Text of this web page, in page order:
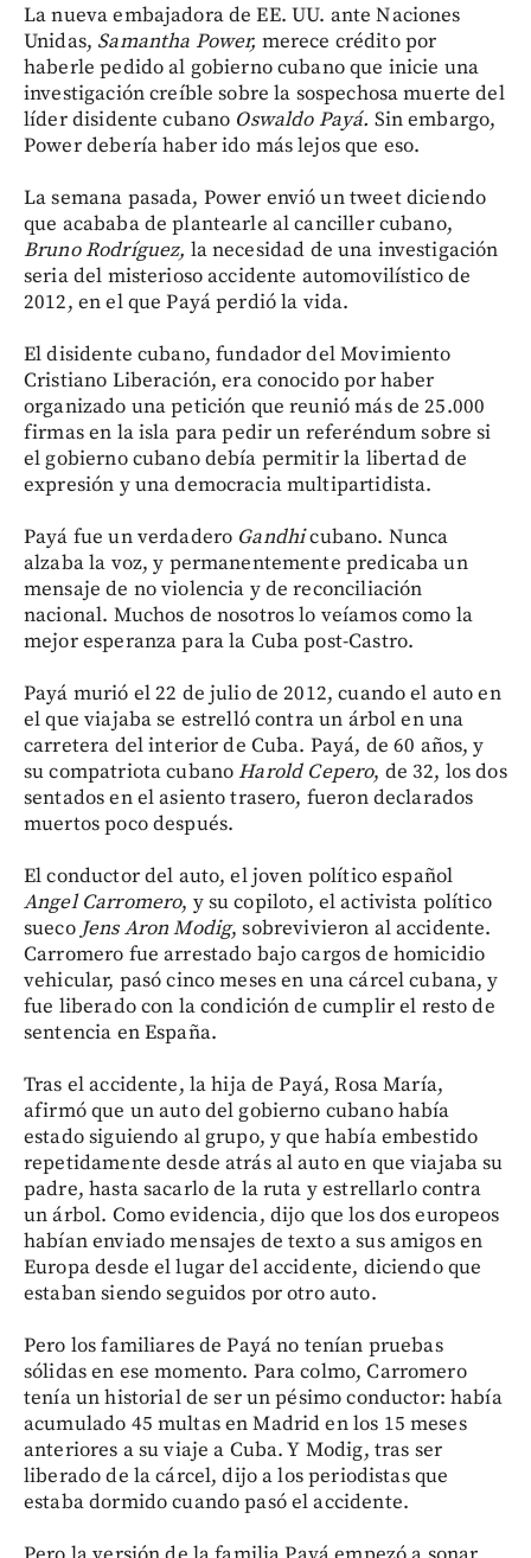
La nueva embajadora de EE. UU. ante Naciones
Unidas, Samantha Power, merece crédito por
haberle pedido al gobierno cubano que inicie una
investigación creíble sobre la sospechosa muerte del
líder disidente cubano Oswaldo Payá. Sin embargo,
Power debería haber ido más lejos que eso.
La semana pasada, Power envió un tweet diciendo
que acababa de plantearle al canciller cubano,
Bruno Rodríguez, la necesidad de una investigación
seria del misterioso accidente automovilístico de
2012, en el que Payá perdió la vida.
El disidente cubano, fundador del Movimiento
Cristiano Liberación, era conocido por haber
organizado una petición que reunió más de 25.000
firmas en la isla para pedir un referéndum sobre si
el gobierno cubano debía permitir la libertad de
expresión y una democracia multipartidista.
Payá fue un verdadero Gandhicubano. Nunca
alzaba la voz, y permanentemente predicaba un
mensaje de no violencia y de reconciliación
nacional. Muchos de nosotros lo veíamos como la
mejor esperanza para la Cuba post-Castro.
Payá murió el 22 de julio de 2012, cuando el auto en
el que viajaba se estrelló contra un árbol en una
carretera del interior de Cuba. Payá, de 60 años, y
su compatriota cubanoHarold Cepero, de 32, los dos
sentados en el asiento trasero, fueron declarados
muertos poco después.
El conductor del auto, el joven político español
Angel Carromero, y su copiloto, el activista político
sueco Jens Aron Modig, sobrevivieron al accidente.
Carromero fue arrestado bajo cargos de homicidio
vehicular, pasó cinco meses en una cárcel cubana, y
fue liberado con la condición de cumplir el resto de
sentencia en España.
Tras el accidente, la hija de Payá, Rosa María,
afirmó que un auto del gobierno cubano había
estado siguiendo al grupo, y que había embestido
repetidamente desde atrás al auto en que viajaba su
padre, hasta sacarlo de la ruta y estrellarlo contra
un árbol. Como evidencia, dijo que los dos europeos
habían enviado mensajes de texto a sus amigos en
Europa desde el lugar del accidente, diciendo que
estaban siendo seguidos por otro auto.
Pero los familiares de Payá no tenían pruebas
sólidas en ese momento. Para colmo, Carromero
tenía un historial de ser un pésimo conductor: había
acumulado 45 multas en Madrid en los 15 meses
anteriores a su viaje a Cuba. Y Modig, tras ser
liberado de la cárcel, dijo a los periodistas que
estaba dormido cuando pasó el accidente.